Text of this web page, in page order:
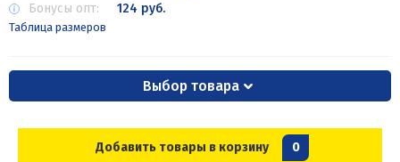
Бонусы опт:
124 руб.
Таблица размеров
Выбор товара
Добавить товары в корзину 0